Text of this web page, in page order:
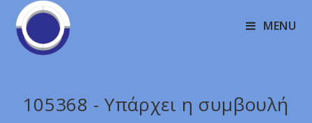
MENU
105368 - Υπάρχει η συμβουλή